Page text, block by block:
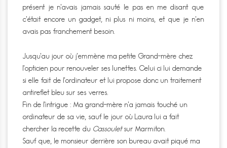
présent je n’avais jamais sauté le pas en me disant que
c’était encore un gadget, ni plus ni moins, et que je n’en
avais pas franchement besoin.
Jusqu’au jour où j’emmène ma petite Grand-mère chez
l’opticien pour renouveler ses lunettes. Celui ci lui demande
si elle fait de l’ordinateur et lui propose donc un traitement
antireflet bleu sur ses verres.
Fin de l’intrigue : Ma grand-mère n’a jamais touché un
ordinateur de sa vie, sauf le jour où Laura lui a fait
chercher la recette du Cassouletsur Marmiton.
Sauf que, le monsieur derrière son bureau avait piqué ma